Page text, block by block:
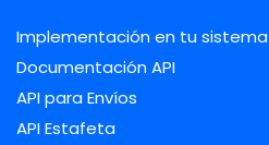
Implementación en tu sistema
Documentación API
API para Envíos
API Estafeta